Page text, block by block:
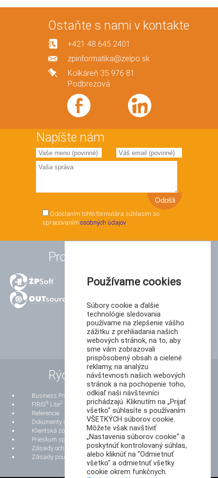
Ostaňte s nami v kontakte
+421 48 645 2401
zpinformatika@zelpo.sk
Kolkáreň 35 976 81
Podbrezová
Napíšte nám
Odoslaním tohto formulára súhlasím so
spracovaním osobných údajov
Produkty a služby
Rýchle odkazy
Business Process Reengineering
FIRIS® Lite2
Referencie
Dokumenty na stiahnutie
Klientská zóna
Prieskum spokojnosti zákazníkov
Zásady ochrany osobných údajov
Zásady používania súborov cookie
Používame cookies
Súbory cookie a ďalšie
technológie sledovania
používame na zlepšenie vášho
zážitku z prehliadania našich
webových stránok, na to, aby
sme vám zobrazovali
prispôsobený obsah a cielené
reklamy, na analýzu
návštevnosti našich webových
stránok a na pochopenie toho,
odkiaľ naši návštevníci
prichádzajú. Kliknutím na „Prijať
všetko“ súhlasíte s používaním
VŠETKÝCH súborov cookie.
Môžete však navštíviť
„Nastavenia súborov cookie“ a
poskytnúť kontrolovaný súhlas,
alebo kliknúť na "Odmietnuť
všetko" a odmietnuť všetky
cookie okrem funkčnych.